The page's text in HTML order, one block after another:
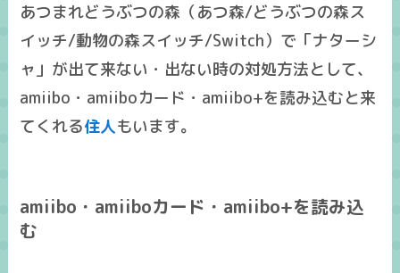
あつまれどうぶつの森（あつ森/どうぶつの森ス
イッチ/動物の森スイッチ/Switch）で「ナターシ
ャ」が出て来ない・出ない時の対処方法として、
amiibo・amiiboカード・amiibo+を読み込むと来
てくれる住人もいます。
amiibo・amiiboカード・amiibo+を読み込
む